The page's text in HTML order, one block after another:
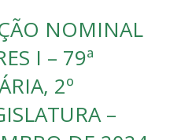
NOMINAL
I – 79ª
2º
–